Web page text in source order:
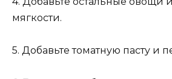
мягкости.
5. Добавьте томатную пасту и